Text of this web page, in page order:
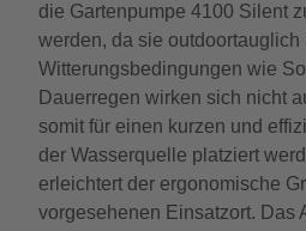
die Gartenpumpe 4100 Silent
werden, da sie outdoortauglich
Witterungsbedingungen wie
Dauerregen wirken sich nicht
somit für einen kurzen und
der Wasserquelle platziert
erleichtert der ergonomische
vorgesehenen Einsatzort. Das